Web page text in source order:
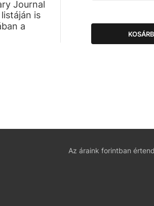
Journal
is
a
Az áraink forintban